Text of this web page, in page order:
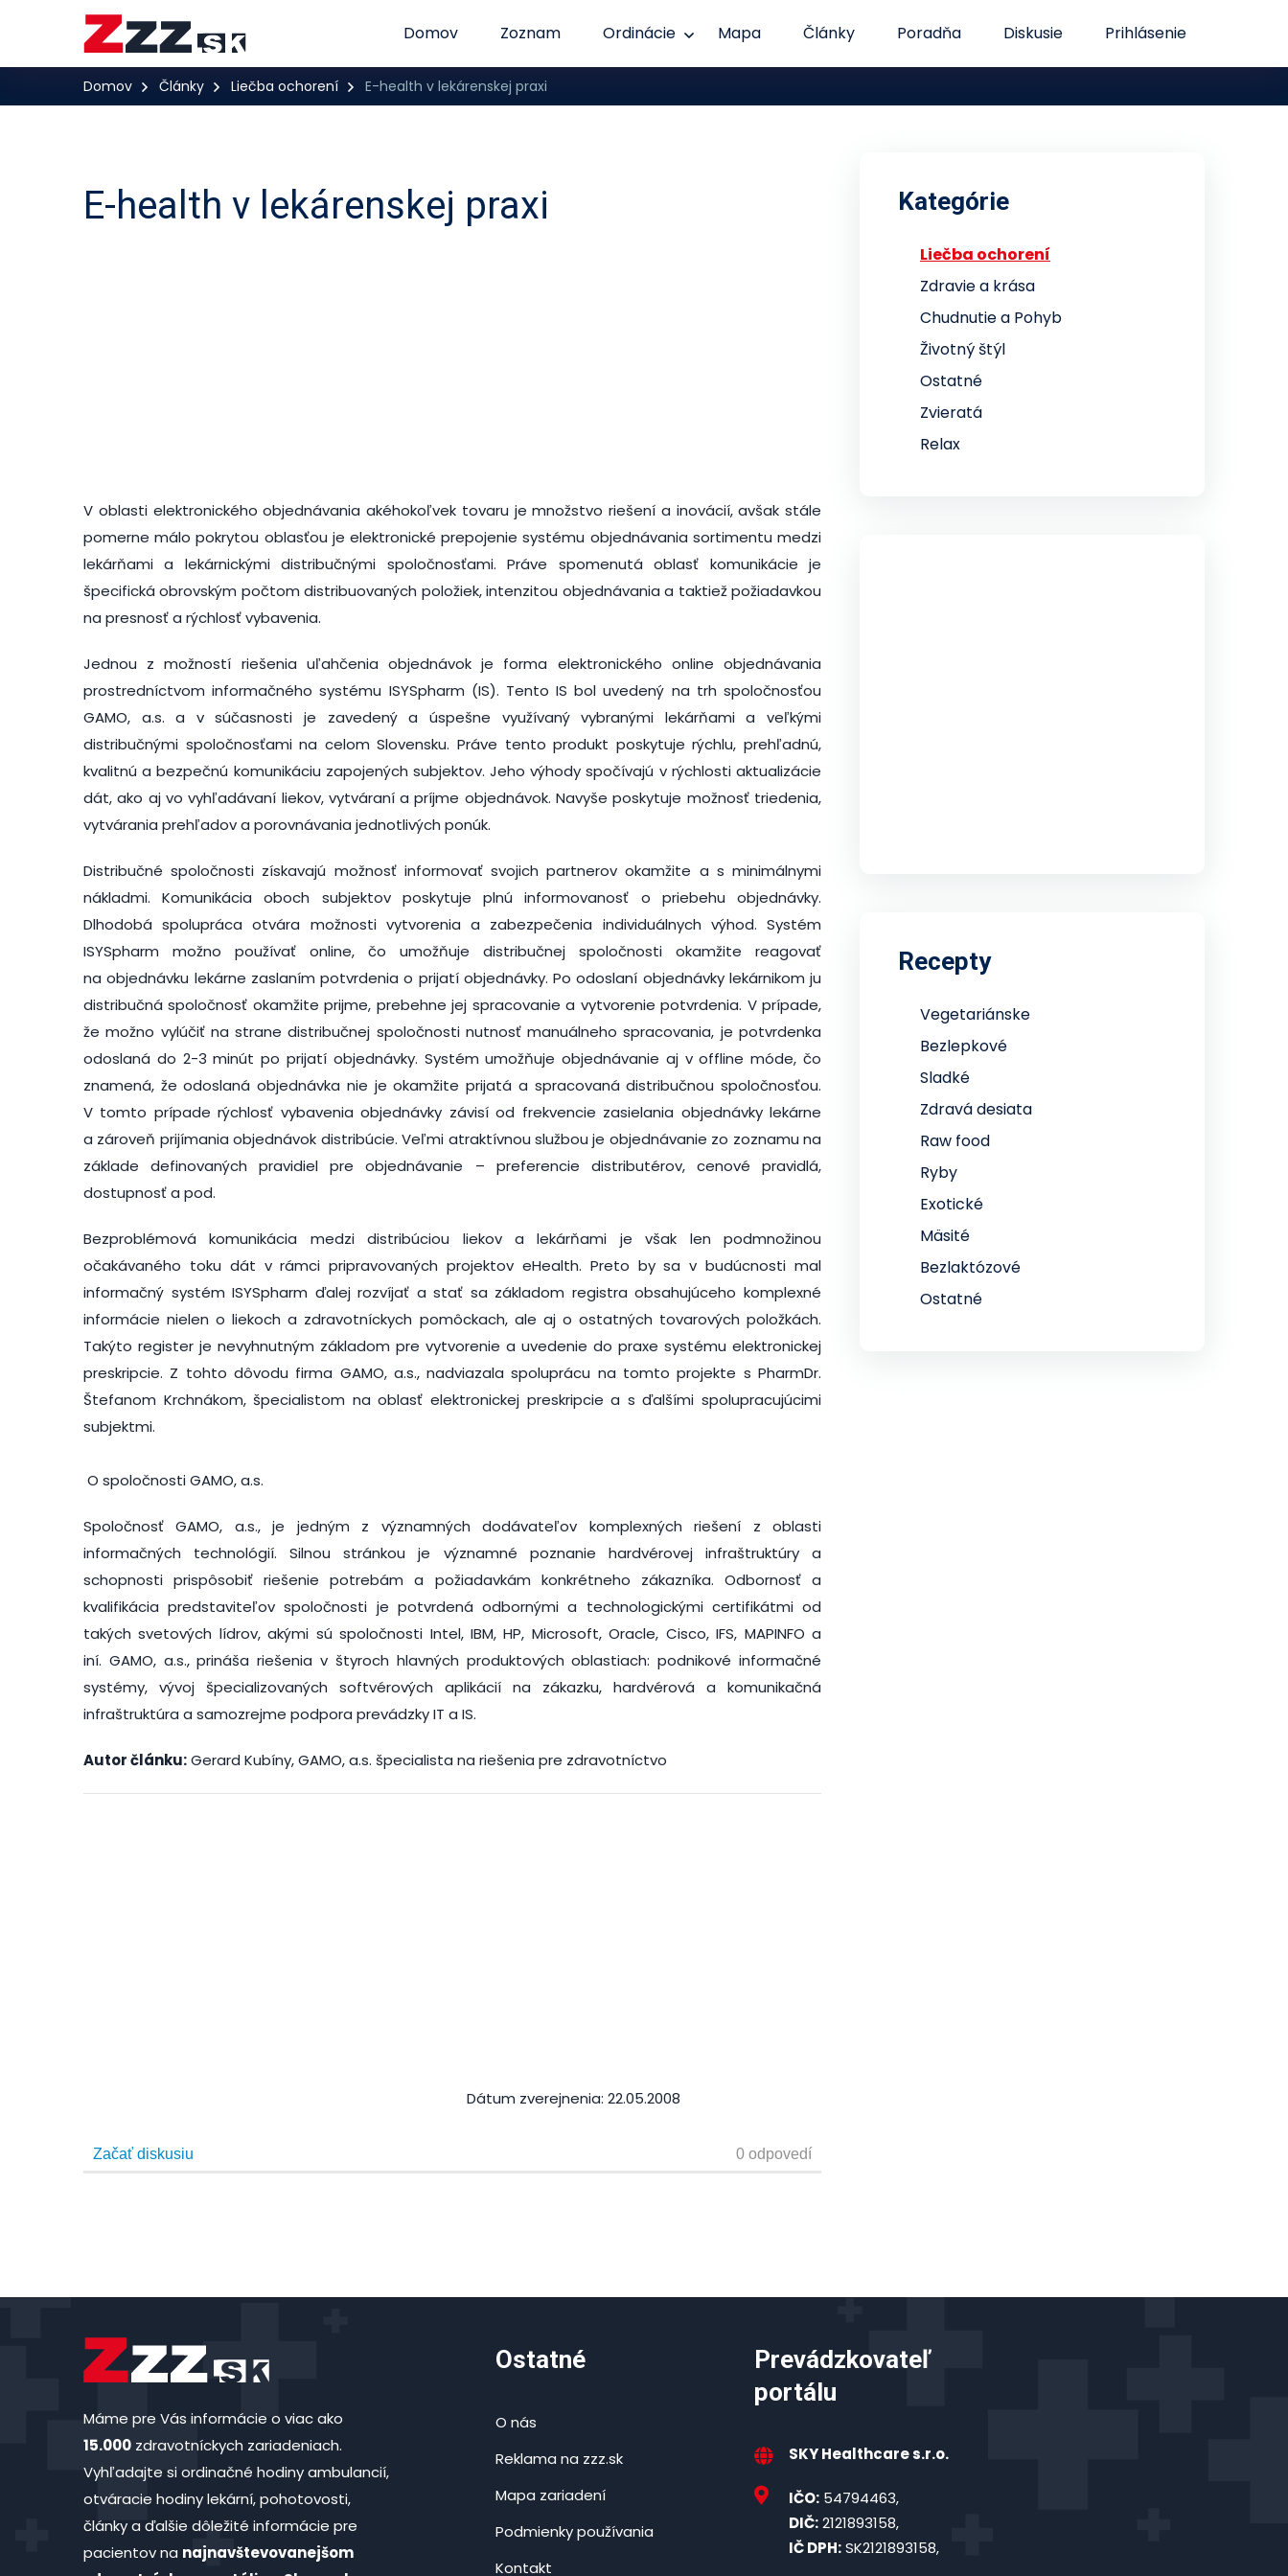
Domov Zoznam Ordinácie Mapa Články Poradňa Diskusie Prihlásenie
Domov Články Liečba ochorení E-health v lekárenskej praxi
E-health v lekárenskej praxi
V oblasti elektronického objednávania akéhokoľvek tovaru je množstvo riešení a inovácií, avšak stále
pomerne málo pokrytou oblasťou je elektronické prepojenie systému objednávania sortimentu medzi
lekárňami a lekárnickými distribučnými spoločnosťami. Práve spomenutá oblasť komunikácie je
špecifická obrovským počtom distribuovaných položiek, intenzitou objednávania a taktiež požiadavkou
na presnosť a rýchlosť vybavenia.
Jednou z možností riešenia uľahčenia objednávok je forma elektronického online objednávania
prostredníctvom informačného systému ISYSpharm (IS). Tento IS bol uvedený na trh spoločnosťou
GAMO, a.s. a v súčasnosti je zavedený a úspešne využívaný vybranými lekárňami a veľkými
distribučnými spoločnosťami na celom Slovensku. Práve tento produkt poskytuje rýchlu, prehľadnú,
kvalitnú a bezpečnú komunikáciu zapojených subjektov. Jeho výhody spočívajú v rýchlosti aktualizácie
dát, ako aj vo vyhľadávaní liekov, vytváraní a príjme objednávok. Navyše poskytuje možnosť triedenia,
vytvárania prehľadov a porovnávania jednotlivých ponúk.
Distribučné spoločnosti získavajú možnosť informovať svojich partnerov okamžite a s minimálnymi
nákladmi. Komunikácia oboch subjektov poskytuje plnú informovanosť o priebehu objednávky.
Dlhodobá spolupráca otvára možnosti vytvorenia a zabezpečenia individuálnych výhod. Systém
ISYSpharm možno používať online, čo umožňuje distribučnej spoločnosti okamžite reagovať
na objednávku lekárne zaslaním potvrdenia o prijatí objednávky. Po odoslaní objednávky lekárnikom ju
distribučná spoločnosť okamžite prijme, prebehne jej spracovanie a vytvorenie potvrdenia. V prípade,
že možno vylúčiť na strane distribučnej spoločnosti nutnosť manuálneho spracovania, je potvrdenka
odoslaná do 2-3 minút po prijatí objednávky. Systém umožňuje objednávanie aj v offline móde, čo
znamená, že odoslaná objednávka nie je okamžite prijatá a spracovaná distribučnou spoločnosťou.
V tomto prípade rýchlosť vybavenia objednávky závisí od frekvencie zasielania objednávky lekárne
a zároveň prijímania objednávok distribúcie. Veľmi atraktívnou službou je objednávanie zo zoznamu na
základe definovaných pravidiel pre objednávanie – preferencie distributérov, cenové pravidlá,
dostupnosť a pod.
Bezproblémová komunikácia medzi distribúciou liekov a lekárňami je však len podmnožinou
očakávaného toku dát v rámci pripravovaných projektov eHealth. Preto by sa v budúcnosti mal
informačný systém ISYSpharm ďalej rozvíjať a stať sa základom registra obsahujúceho komplexné
informácie nielen o liekoch a zdravotníckych pomôckach, ale aj o ostatných tovarových položkách.
Takýto register je nevyhnutným základom pre vytvorenie a uvedenie do praxe systému elektronickej
preskripcie. Z tohto dôvodu firma GAMO, a.s., nadviazala spoluprácu na tomto projekte s PharmDr.
Štefanom Krchnákom, špecialistom na oblasť elektronickej preskripcie a s ďalšími spolupracujúcimi
subjektmi.
O spoločnosti GAMO, a.s.
Spoločnosť GAMO, a.s., je jedným z významných dodávateľov komplexných riešení z oblasti
informačných technológií. Silnou stránkou je významné poznanie hardvérovej infraštruktúry a
schopnosti prispôsobiť riešenie potrebám a požiadavkám konkrétneho zákazníka. Odbornosť a
kvalifikácia predstaviteľov spoločnosti je potvrdená odbornými a technologickými certifikátmi od
takých svetových lídrov, akými sú spoločnosti Intel, IBM, HP, Microsoft, Oracle, Cisco, IFS, MAPINFO a
iní. GAMO, a.s., prináša riešenia v štyroch hlavných produktových oblastiach: podnikové informačné
systémy, vývoj špecializovaných softvérových aplikácií na zákazku, hardvérová a komunikačná
infraštruktúra a samozrejme podpora prevádzky IT a IS.
Autor článku:Gerard Kubíny, GAMO, a.s. špecialista na riešenia pre zdravotníctvo
Dátum zverejnenia: 22.05.2008
Kategórie
Liečba ochorení
Zdravie a krása
Chudnutie a Pohyb
Životný štýl
Ostatné
Zvieratá
Relax
Recepty
Vegetariánske
Bezlepkové
Sladké
Zdravá desiata
Raw food
Ryby
Exotické
Mäsité
Bezlaktózové
Ostatné
Máme pre Vás informácie o viac ako
15.000 zdravotníckych zariadeniach.
Vyhľadajte si ordinačné hodiny ambulancií,
otváracie hodiny lekární, pohotovosti,
články a ďalšie dôležité informácie pre
pacientov na najnavštevovanejšom
Ostatné
O nás
Reklama na zzz.sk
Mapa zariadení
Podmienky používania
Kontakt
Prevádzkovateľ
portálu
SKY Healthcare s.r.o.
IČO: 54794463,
DIČ:2121893158,
IČ DPH:SK2121893158,